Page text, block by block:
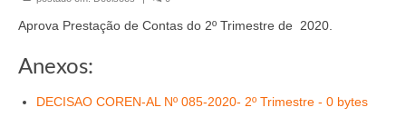
Conselheiros e Diretoria
Câmaras Técnicas
Aprova Prestação de Contas do 2º Trimestre de 2020.
Anexos:
DECISAO COREN-AL Nº 085-2020- 2º Trimestre - 0 bytes